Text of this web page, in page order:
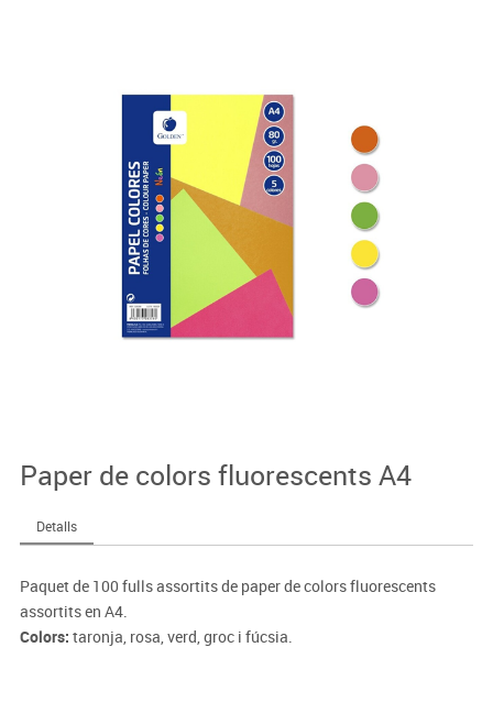
Paper de colors fluorescents A4
Detalls
Paquet de 100 fulls assortits de paper de colors fluorescents
assortits en A4.
Colors: taronja, rosa, verd, groc i fúcsia.